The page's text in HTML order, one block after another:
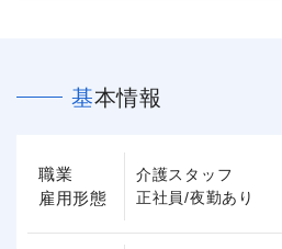
基本情報
職業
雇用形態
介護スタッフ
正社員/夜勤あり